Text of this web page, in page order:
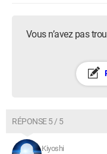
Vous n’avez pas
RÉPONSE 5 / 5
Kiyoshi